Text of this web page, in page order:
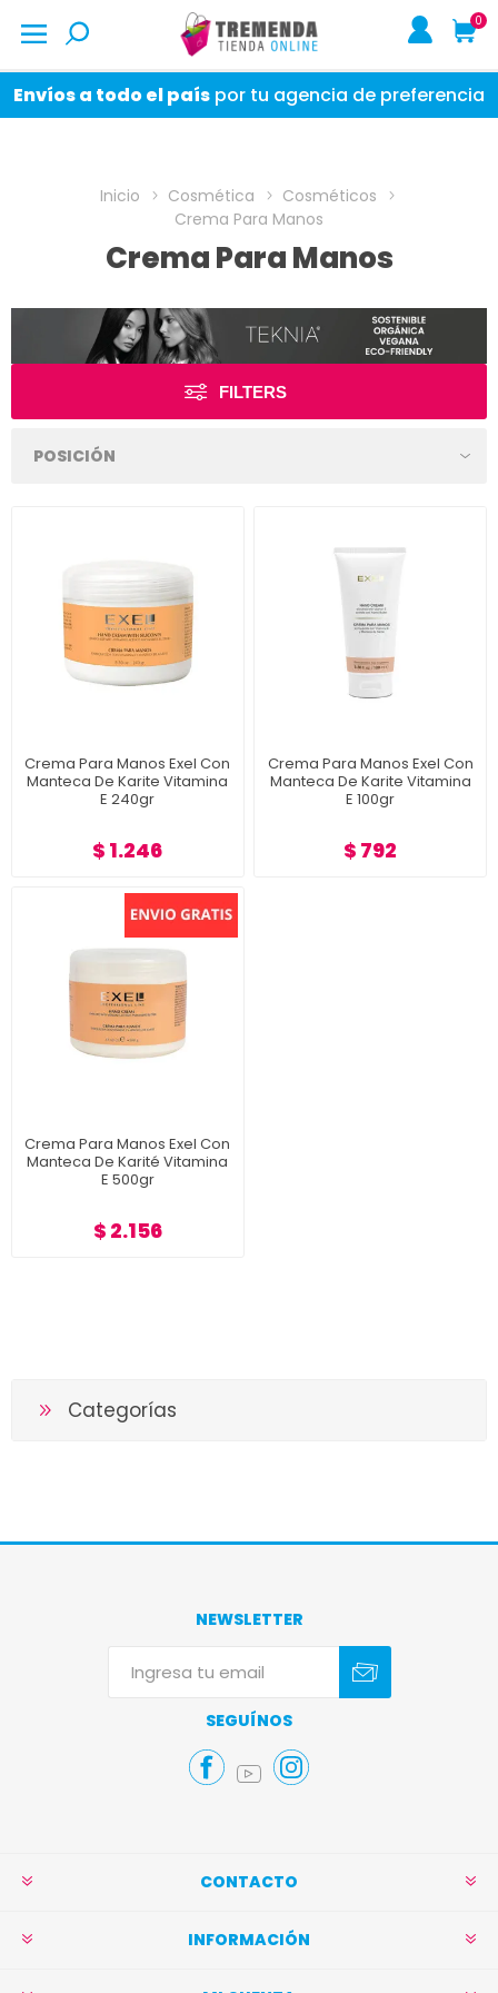
0
Envíos a todo el país por tu agencia de preferencia
Inicio Cosmética
Cosméticos
Crema Para Manos
Crema Para Manos
FILTERS
Crema Para Manos Exel Con
Manteca De Karite Vitamina
E 240gr
$ 1.246
Crema Para Manos Exel Con
Manteca De Karite Vitamina
E 100gr
$ 792
Crema Para Manos Exel Con
Manteca De Karité Vitamina
E 500gr
$ 2.156
Categorías
NEWSLETTER
SEGUÍNOS
CONTACTO
INFORMACIÓN